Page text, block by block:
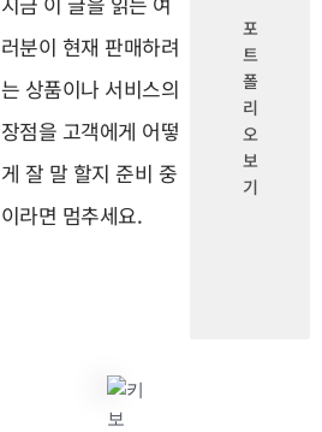
러분이 현재 판매하려
는 상품이나 서비스의
장점을 고객에게 어떻
게 잘 말 할지 준비 중
이라면 멈추세요.
포
트
폴
리
오
보
기